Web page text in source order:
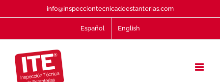
al
info@inspecciontecnicadeestanterias.com
Español English